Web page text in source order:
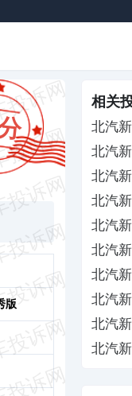
版
相关
北汽
的状
北汽
却拖
北汽
的情
在
北汽
严重
偿
北汽
严重
北汽
锚，
北汽
厂家
北汽
4S店
北汽
续航
北汽